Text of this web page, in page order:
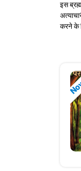
इस
करने के